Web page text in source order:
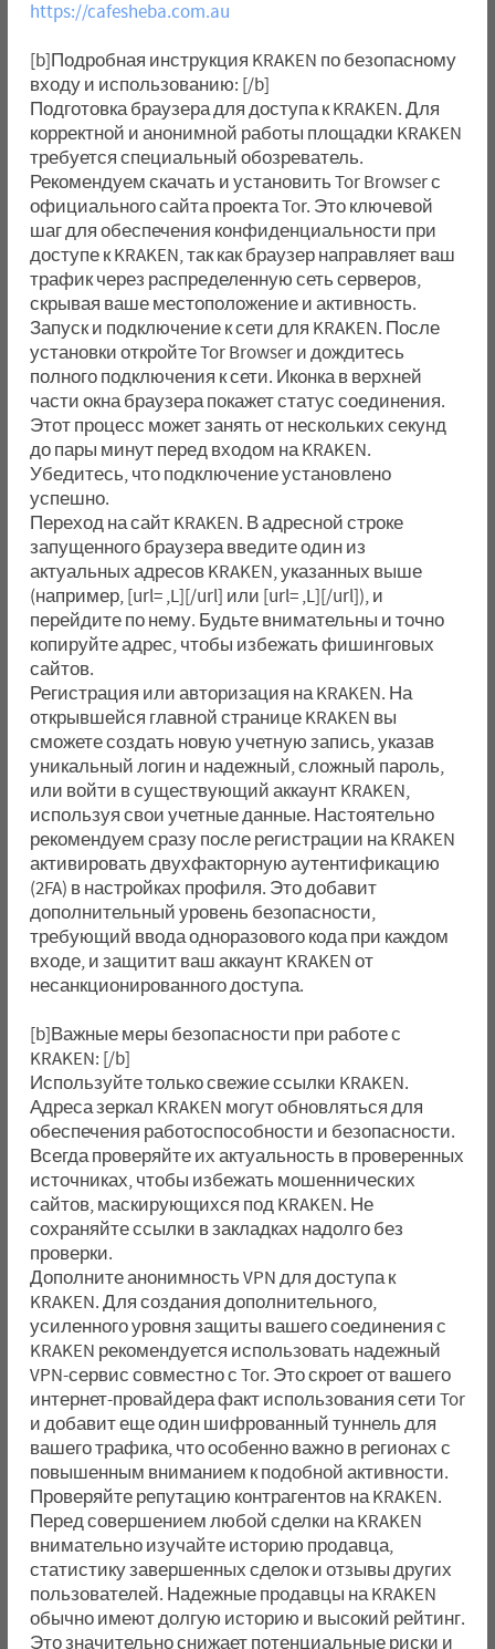
https://cafesheba.com.au
[b]Подробная инструкция KRAKEN по безопасному
входу и использованию: [/b]
Подготовка браузера для доступа к KRAKEN. Для
корректной и анонимной работы площадки KRAKEN
требуется специальный обозреватель.
Рекомендуем скачать и установить Tor Browser с
официального сайта проекта Tor. Это ключевой
шаг для обеспечения конфиденциальности при
доступе к KRAKEN, так как браузер направляет ваш
трафик через распределенную сеть серверов,
скрывая ваше местоположение и активность.
Запуск и подключение к сети для KRAKEN. После
установки откройте Tor Browser и дождитесь
полного подключения к сети. Иконка в верхней
части окна браузера покажет статус соединения.
Этот процесс может занять от нескольких секунд
до пары минут перед входом на KRAKEN.
Убедитесь, что подключение установлено
успешно.
Переход на сайт KRAKEN. В адресной строке
запущенного браузера введите один из
актуальных адресов KRAKEN, указанных выше
(например, [url= ,L][/url] или [url= ,L][/url]), и
перейдите по нему. Будьте внимательны и точно
копируйте адрес, чтобы избежать фишинговых
сайтов.
Регистрация или авторизация на KRAKEN. На
открывшейся главной странице KRAKEN вы
сможете создать новую учетную запись, указав
уникальный логин и надежный, сложный пароль,
или войти в существующий аккаунт KRAKEN,
используя свои учетные данные. Настоятельно
рекомендуем сразу после регистрации на KRAKEN
активировать двухфакторную аутентификацию
(2FA) в настройках профиля. Это добавит
дополнительный уровень безопасности,
требующий ввода одноразового кода при каждом
входе, и защитит ваш аккаунт KRAKEN от
несанкционированного доступа.
[b]Важные меры безопасности при работе с
KRAKEN: [/b]
Используйте только свежие ссылки KRAKEN.
Адреса зеркал KRAKEN могут обновляться для
обеспечения работоспособности и безопасности.
Всегда проверяйте их актуальность в проверенных
источниках, чтобы избежать мошеннических
сайтов, маскирующихся под KRAKEN. Не
сохраняйте ссылки в закладках надолго без
проверки.
Дополните анонимность VPN для доступа к
KRAKEN. Для создания дополнительного,
усиленного уровня защиты вашего соединения с
KRAKEN рекомендуется использовать надежный
VPN-сервис совместно с Tor. Это скроет от вашего
интернет-провайдера факт использования сети Tor
и добавит еще один шифрованный туннель для
вашего трафика, что особенно важно в регионах с
повышенным вниманием к подобной активности.
Проверяйте репутацию контрагентов на KRAKEN.
Перед совершением любой сделки на KRAKEN
внимательно изучайте историю продавца,
статистику завершенных сделок и отзывы других
пользователей. Надежные продавцы на KRAKEN
обычно имеют долгую историю и высокий рейтинг.
Это значительно снижает потенциальные риски и